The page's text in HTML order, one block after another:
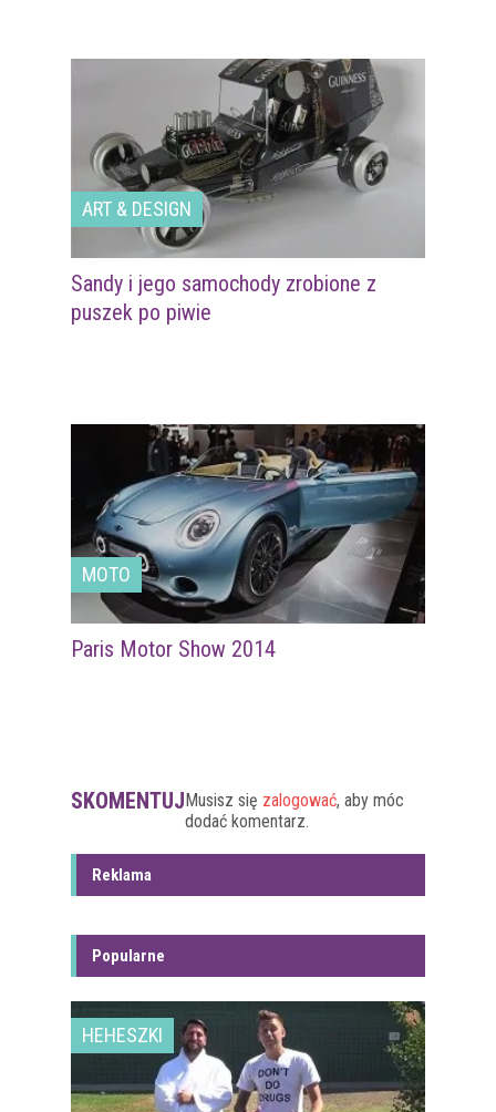
ART & DESIGN
Sandy i jego samochody zrobione z
puszek po piwie
MOTO
Paris Motor Show 2014
SKOMENTUJMusisz się zalogować, aby móc
dodać komentarz.
Reklama
Popularne
HEHESZKI